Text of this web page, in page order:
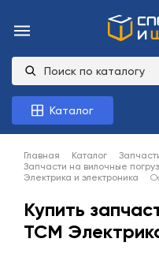
Каталог
Главная Каталог
Запчасти на вилочные
Электрика и электроника
Купить
TCM